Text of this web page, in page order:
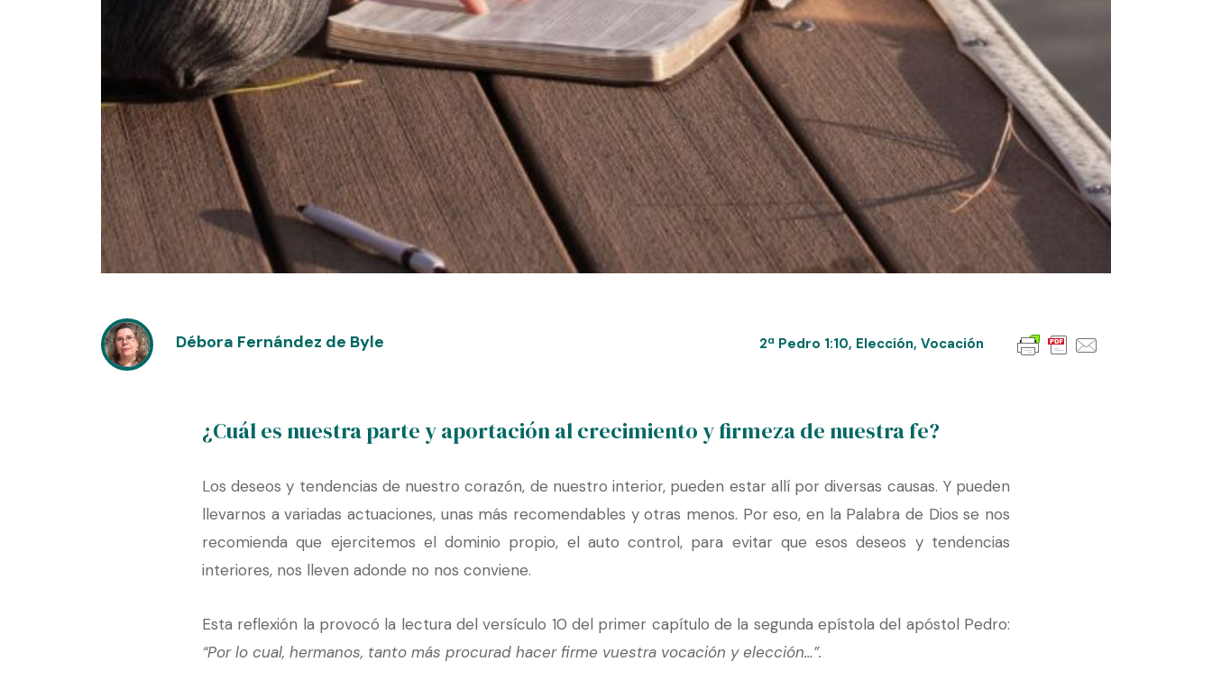
Débora Fernández de Byle 2ª Pedro 1:10, Elección,Vocación
¿Cuál es nuestra parte y aportación al crecimiento y firmeza de nuestra fe?
Los deseos y tendencias de nuestro corazón, de nuestro interior, pueden estar allí por diversas causas. Y pueden
llevarnos a variadas actuaciones, unas más recomendables y otras menos. Por eso, en la Palabra de Dios se nos
recomienda que ejercitemos el dominio propio, el auto control, para evitar que esos deseos y tendencias
interiores, nos lleven adonde no nos conviene.
Esta reflexión la provocó la lectura del versículo 10 del primer capítulo de la segunda epístola del apóstol Pedro:
“Por lo cual, hermanos, tanto más procurad hacer firme vuestra vocación y elección…”.